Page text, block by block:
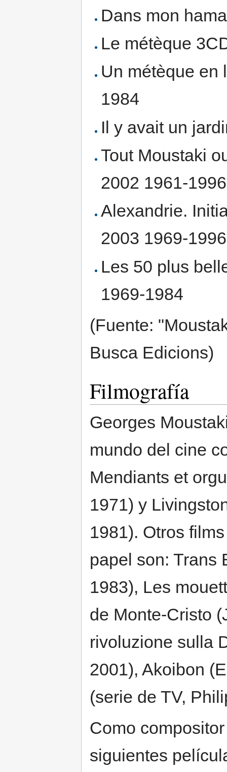
Dans mon
Le métèque
Un métèque en
1984
Il y avait un
Tout Moustaki
2002 1961-1996
Alexandrie.
2003 1969-1996
Les 50 plus
1969-1984
(Fuente:
Busca Edicions)
Filmografía
Georges
mundo del cine
Mendiants et
1971) y
1981). Otros
papel son: Trans
1983), Les
de Monte-Cristo
rivoluzione sulla
2001), Akoibon
(serie de TV,
Como
siguientes